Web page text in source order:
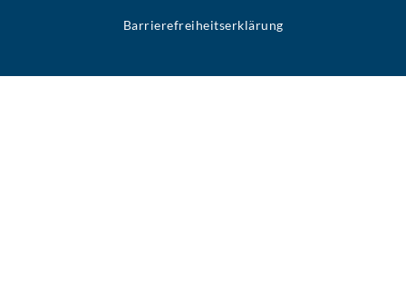
Barrierefreiheitserklärung